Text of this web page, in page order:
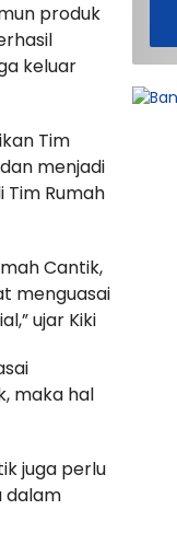
produk
keluar
Tim
menjadi
Rumah
Cantik,
menguasai
ujar Kiki
maka hal
juga perlu
dalam